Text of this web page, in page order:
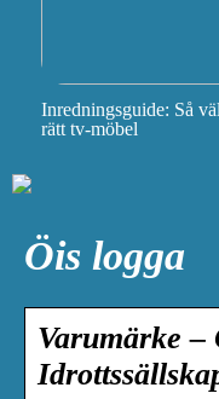
Inredningsguide: Så
rätt tv-möbel
Öis logga
Varumärke –